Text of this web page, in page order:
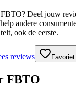
Deel jouw
andere
ook de eerste.
reviews Favoriet
FBTO